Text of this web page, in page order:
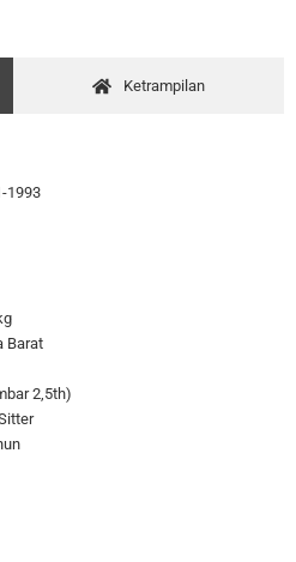
Ketrampilan
1993
Barat
2,5th)